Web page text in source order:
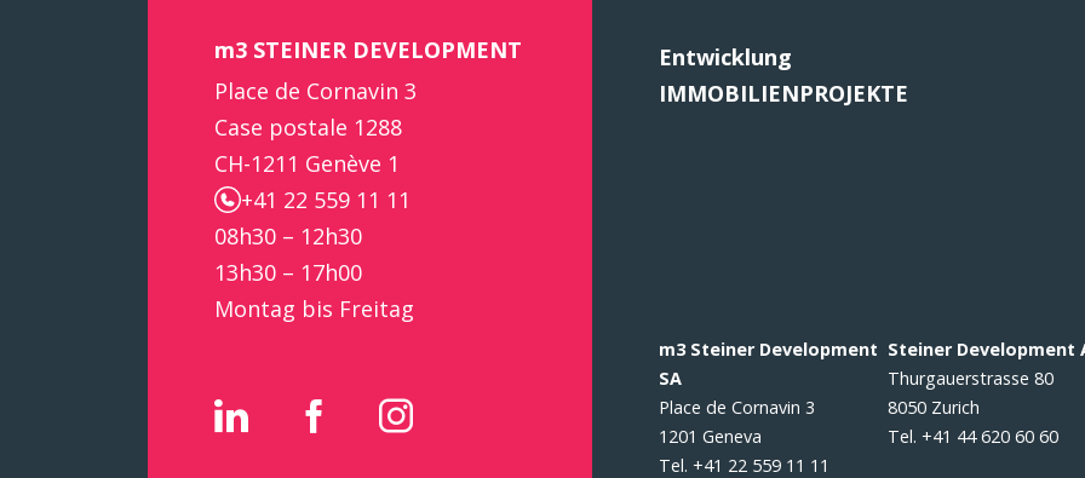
m3 STEINER DEVELOPMENT
Place de Cornavin 3
Case postale 1288
CH-1211 Genève 1
+41 22 559 11 11
08h30 – 12h30
13h30 – 17h00
Montag bis Freitag
Entwicklung
IMMOBILIENPROJEKTE
m3 Steiner Development
SA
Place de Cornavin 3
1201 Geneva
Tel. +41 22 559 11 11
Steiner Development
Thurgauerstrasse 80
8050 Zurich
Tel. +41 44 620 60 60